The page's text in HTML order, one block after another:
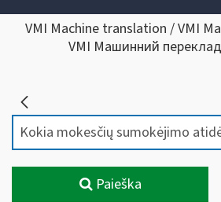
VMI Machine translation / VMI
VMI Машинний
Paieška